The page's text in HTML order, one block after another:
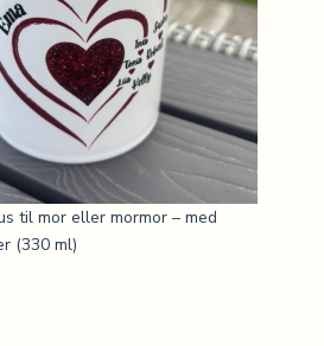
til mor eller mormor – med
(330 ml)